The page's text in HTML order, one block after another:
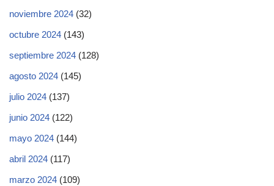
noviembre 2024 (32)
octubre 2024 (143)
septiembre 2024 (128)
agosto 2024 (145)
julio 2024 (137)
junio 2024 (122)
mayo 2024 (144)
abril 2024 (117)
marzo 2024 (109)